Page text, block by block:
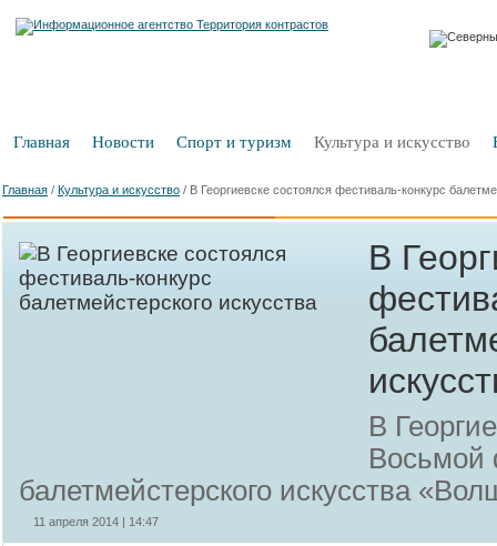
Главная Новости Спорт и туризм Культура и искусство
Главная / Культура и искусство / В Георгиевске состоялся фестиваль-конкурс
В
В
Восьмой
балетмейстерского искусства
11 апреля 2014 | 14:47